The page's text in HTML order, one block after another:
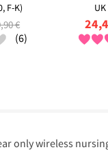
F-K)
€
(6)
only wireless